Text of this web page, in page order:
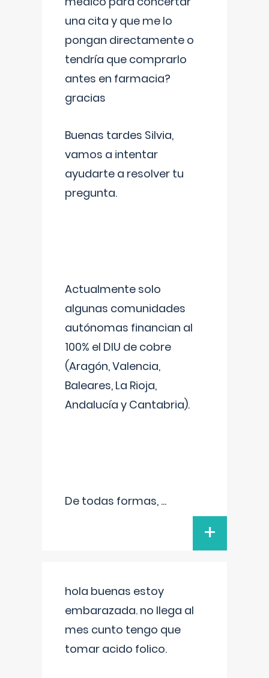
una cita y que me lo
pongan directamente o
tendría que comprarlo
antes en farmacia?
gracias
Buenas tardes Silvia,
vamos a intentar
ayudarte a resolver tu
pregunta.
Actualmente solo
algunas comunidades
autónomas financian al
100% el DIU de cobre
(Aragón, Valencia,
Baleares, La Rioja,
Andalucía y Cantabria).
De todas formas, ...
+
hola buenas estoy
embarazada. no llega al
mes cunto tengo que
tomar acido folico.